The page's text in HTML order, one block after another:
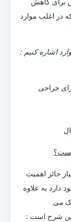
در اغلب موارد
اشاره کنیم :
جراحی
حائز اهمیت
دارد به علاوه
می
این شرح است :